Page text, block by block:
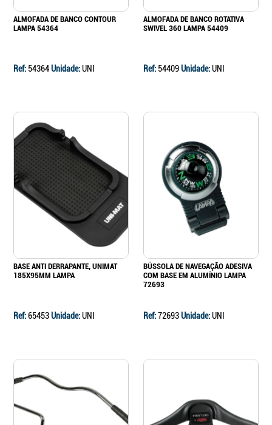
ALMOFADA DE BANCO CONTOUR
LAMPA 54364
Ref: 54364Unidade:UNI
ALMOFADA DE BANCO ROTATIVA
SWIVEL 360 LAMPA 54409
Ref: 54409Unidade:UNI
BASE ANTI DERRAPANTE, UNIMAT
185X95MM LAMPA
Ref:65453Unidade:UNI
BÚSSOLA DE NAVEGAÇÃO ADESIVA
COM BASE EM ALUMÍNIO LAMPA
72693
Ref:72693Unidade:UNI